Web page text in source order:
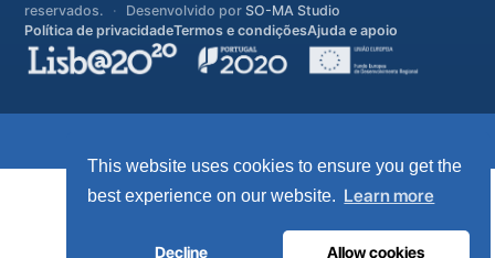
This website uses cookies to ensure you get the
best experience on our website. Learn more
Decline Allow cookies
reservados.
Desenvolvido porSO-MA Studio
Política de privacidadeTermos e condiçõesAjuda e apoio